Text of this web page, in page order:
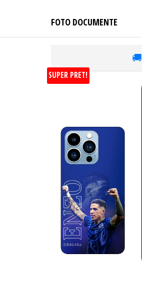
FOTO DOCUMENTE
🚚
SUPER PRET!